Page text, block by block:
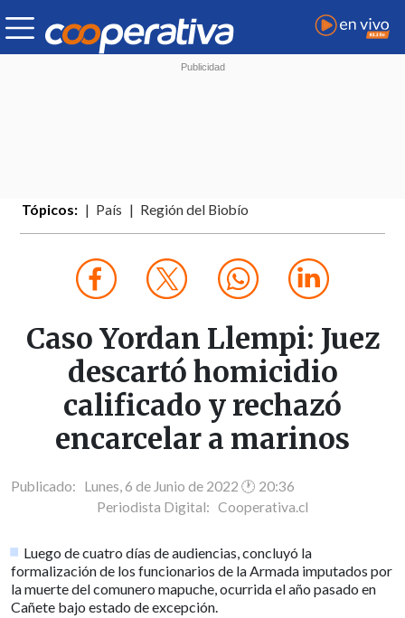
Tópicos: País Región del Biobío
Caso Yordan Llempi: Juez
descartó homicidio
calificado y rechazó
encarcelar a marinos
Publicado: Lunes, 6 de Junio de 2022 🕐 20:36
Periodista Digital: Cooperativa.cl
Luego de cuatro días de audiencias, concluyó la
formalización de los funcionarios de la Armada imputados por
la muerte del comunero mapuche, ocurrida el año pasado en
Cañete bajo estado de excepción.